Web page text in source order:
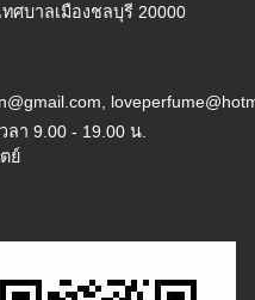
ศบาลเมืองชลบุรี 20000
ลา 9.00 - 19.00 น.
ย์